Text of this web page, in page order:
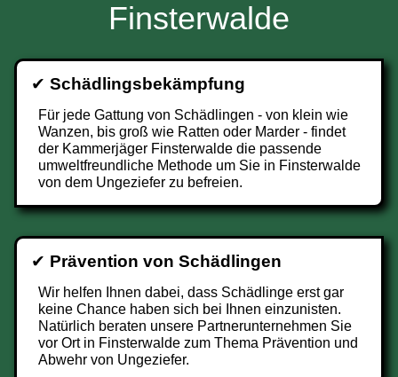
Finsterwalde
✔ Schädlingsbekämpfung
Für jede Gattung von Schädlingen - von klein wie
Wanzen, bis groß wie Ratten oder Marder - findet
der Kammerjäger Finsterwalde die passende
umweltfreundliche Methode um Sie in Finsterwalde
von dem Ungeziefer zu befreien.
✔ Prävention von Schädlingen
Wir helfen Ihnen dabei, dass Schädlinge erst gar
keine Chance haben sich bei Ihnen einzunisten.
Natürlich beraten unsere Partnerunternehmen Sie
vor Ort in Finsterwalde zum Thema Prävention und
Abwehr von Ungeziefer.